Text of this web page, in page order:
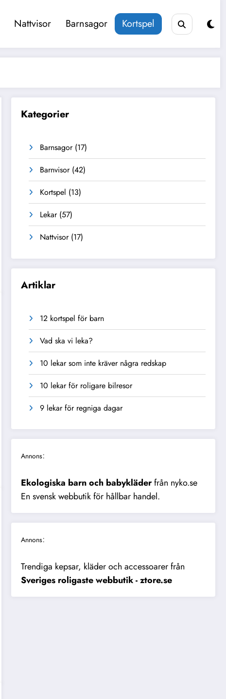
Nattvisor Barnsagor Kortspel
Kategorier
Barnsagor(17)
Barnvisor(42)
Kortspel (13)
Lekar(57)
Nattvisor(17)
Artiklar
12 kortspel för barn
Vad ska vi leka?
10 lekar som inte kräver några redskap
10 lekar för roligare bilresor
9 lekar för regniga dagar
Annons:
Ekologiska barn och babykläderfrån nyko.se
En svensk webbutik för hållbar handel.
Annons:
Trendiga kepsar, kläder och accessoarer från
Sveriges roligaste webbutik - ztore.se